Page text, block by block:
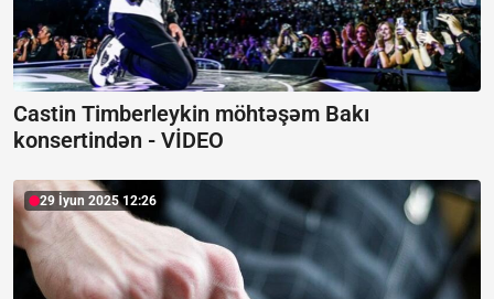
Castin Timberleykin möhtəşəm Bakı
konsertindən - VİDEO
29 İyun 2025 12:26